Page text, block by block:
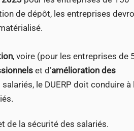
de dépôt, les entreprises
, voire (pour les entreprises de
et d’amélioration des
le DUERP doit conduire à
de la sécurité des salariés.